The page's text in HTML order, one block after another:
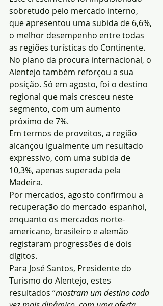
sobretudo pelo mercado interno,
que apresentou uma subida de 6,6%,
o melhor desempenho entre todas
as regiões turísticas do Continente.
No plano da procura internacional, o
Alentejo também reforçou a sua
posição. Só em agosto, foi o destino
regional que mais cresceu neste
segmento, com um aumento
próximo de 7%.
Em termos de proveitos, a região
alcançou igualmente um resultado
expressivo, com uma subida de
10,3%, apenas superada pela
Madeira.
Por mercados, agosto confirmou a
recuperação do mercado espanhol,
enquanto os mercados norte-
americano, brasileiro e alemão
registaram progressões de dois
dígitos.
Para José Santos, Presidente do
Turismo do Alentejo, estes
resultados “mostram um destino cada